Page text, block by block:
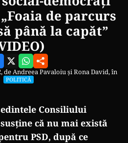
de parcurs
până la capăt”
deAndreea PavaloiușiRona David, în
POLITICĂ
Consiliului
că nu mai există
PSD, după ce